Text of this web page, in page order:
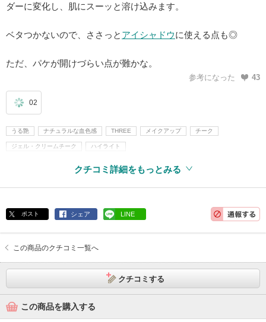
ダーに変化し、肌にスーッと溶け込みます。
ベタつかないので、ささっと アイシャドウに使える点も◎
ただ、パケが開けづらい点が難かな。
参考になった 43
02
うる艶 ナチュラルな血色感 THREE メイクアップ チーク
ジェル・クリームチーク ハイライト
クチコミ詳細をもっとみる
ポスト シェア LINE
この商品のクチコミ一覧へ
クチコミする
この商品を購入する